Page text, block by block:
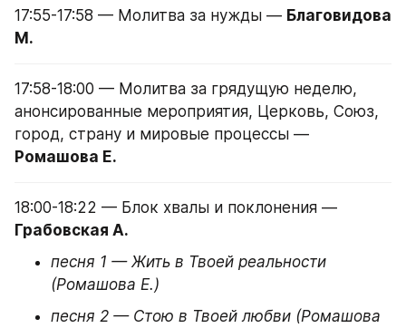
17:55-17:58 — Молитва за нужды — Благовидова
М.
17:58-18:00 — Молитва за грядущую неделю,
анонсированные мероприятия, Церковь, Союз,
Ромашова Е.
Грабовская А.
песня 1 — Жить в Твоей реальности
(Ромашова Е.)
песня 2 — Стою в Твоей любви (Ромашова